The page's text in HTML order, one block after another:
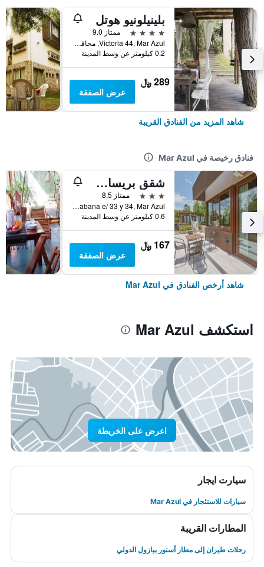
بلينيلونيو هوتل
4 نجوم
ممتاز 9.0
Victoria 44, Mar Azul, محافظة بوينس أيرس, الأرجنتين
0.2 كيلومتر عن وسط المدينة
289 ﷼
عرض الصفقة
شاهد المزيد من الفنادق القريبة
فنادق رخيصة في Mar Azul
شقق بريساس دي مار أزول
3 نجوم
ممتاز 8.5
Copacabana e/ 33 y 34, Mar Azul, محافظة بوينس أيرس, الأرجنتين
0.6 كيلومتر عن وسط المدينة
167 ﷼
عرض الصفقة
شاهد أرخص الفنادق في Mar Azul
استكشف Mar Azul
اعرض على الخريطة
سيارت ايجار
سيارات للاستئجار في Mar Azul
المطارات القريبة
رحلات طيران إلى مطار أستور بيازول الدولي